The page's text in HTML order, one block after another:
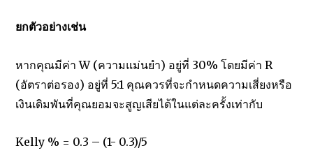
ยกตัวอย่างเช่น
หากคุณมีค่า W (ความแม่นยำ) อยู่ที่ 30% โดยมีค่า R
(อัตราต่อรอง) อยู่ที่ 5:1 คุณควรที่จะกำหนดความเสี่ยงหรือ
เงินเดิมพันที่คุณยอมจะสูญเสียได้ในแต่ละครั้งเท่ากับ
Kelly % = 0.3 – (1- 0.3)/5